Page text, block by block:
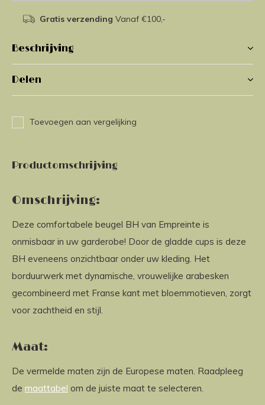
Gratis verzending Vanaf €100,-
Beschrijving
Delen
Toevoegen aan vergelijking
Productomschrijving
Omschrijving:
Deze comfortabele beugel BH van Empreinte is
onmisbaar in uw garderobe! Door de gladde cups is deze
BH eveneens onzichtbaar onder uw kleding. Het
borduurwerk met dynamische, vrouwelijke arabesken
gecombineerd met Franse kant met bloemmotieven, zorgt
voor zachtheid en stijl.
Maat:
De vermelde maten zijn de Europese maten. Raadpleeg
de maattabel om de juiste maat te selecteren.